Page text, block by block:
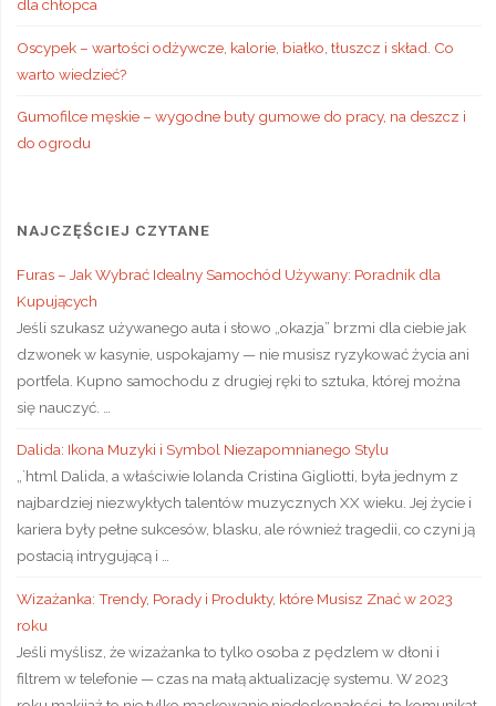
dla chłopca
Oscypek – wartości odżywcze, kalorie, białko, tłuszcz i skład. Co
warto wiedzieć?
Gumofilce męskie – wygodne buty gumowe do pracy, na deszcz i
do ogrodu
NAJCZĘŚCIEJ CZYTANE
Furas – Jak Wybrać Idealny Samochód Używany: Poradnik dla
Kupujących
Jeśli szukasz używanego auta i słowo „okazja” brzmi dla ciebie jak
dzwonek w kasynie, uspokajamy — nie musisz ryzykować życia ani
portfela. Kupno samochodu z drugiej ręki to sztuka, której można
się nauczyć. …
Dalida: Ikona Muzyki i Symbol Niezapomnianego Stylu
„`html Dalida, a właściwie Iolanda Cristina Gigliotti, była jednym z
najbardziej niezwykłych talentów muzycznych XX wieku. Jej życie i
kariera były pełne sukcesów, blasku, ale również tragedii, co czyni ją
postacią intrygującą i …
Wizażanka: Trendy, Porady i Produkty, które Musisz Znać w 2023
roku
Jeśli myślisz, że wizażanka to tylko osoba z pędzlem w dłoni i
filtrem w telefonie — czas na małą aktualizację systemu. W 2023